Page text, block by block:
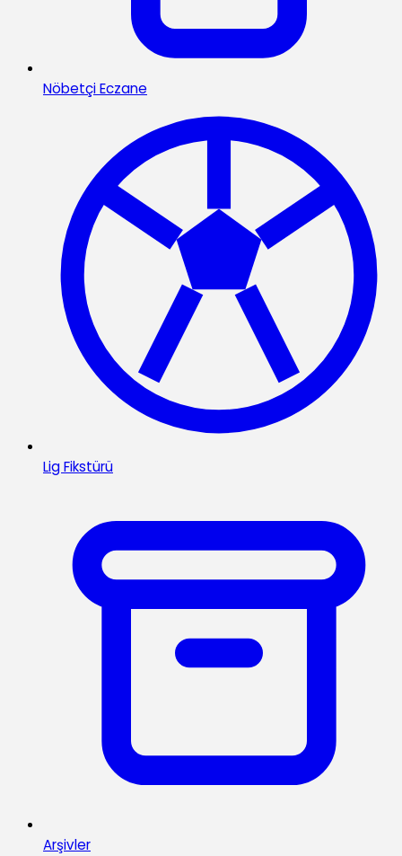
Nöbetçi Eczane
Lig Fikstürü
Arşivler